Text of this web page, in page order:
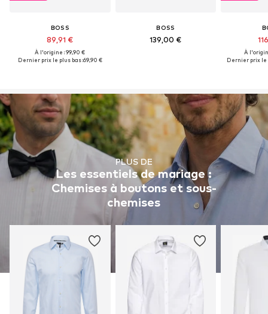
BOSS
89,91 €
À l'origine : 99,90 €
Dernier prix le plus bas :69,90 €
BOSS
139,00 €
À
Dernier prix le
PLUS DE
Les essentiels de mariage :
Chemises à boutons et sous-
chemises